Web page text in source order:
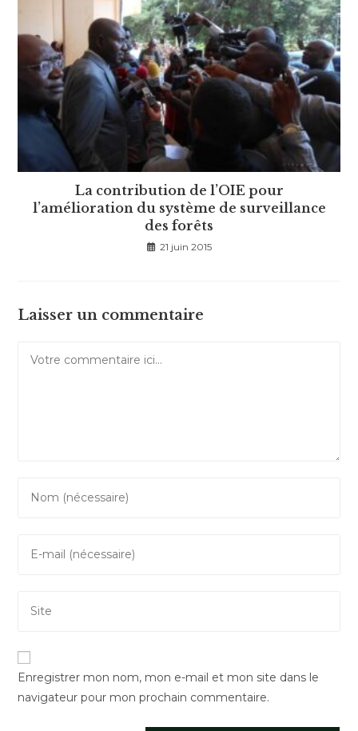
La contribution de l’OIE pour
l’amélioration du système de surveillance
des forêts
21 juin 2015
Laisser un commentaire
your
comment
your
address
l’URL
votre
site
(facultatif)
Enregistrer mon nom, mon e-mail et mon site dans le
navigateur pour mon prochain commentaire.